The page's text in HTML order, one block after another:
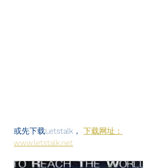
或先下载Letstalk， 下载网址：
www.letstalk.net